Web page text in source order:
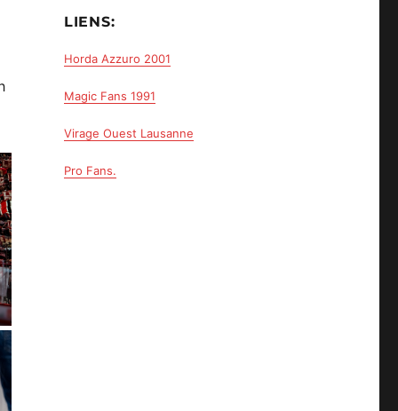
LIENS:
Horda Azzuro 2001
Magic Fans 1991
Virage Ouest Lausanne
Pro Fans.